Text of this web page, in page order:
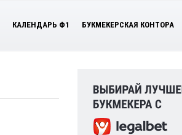
КАЛЕНДАРЬ Ф1 БУКМЕКЕРСКАЯ КОНТОРА